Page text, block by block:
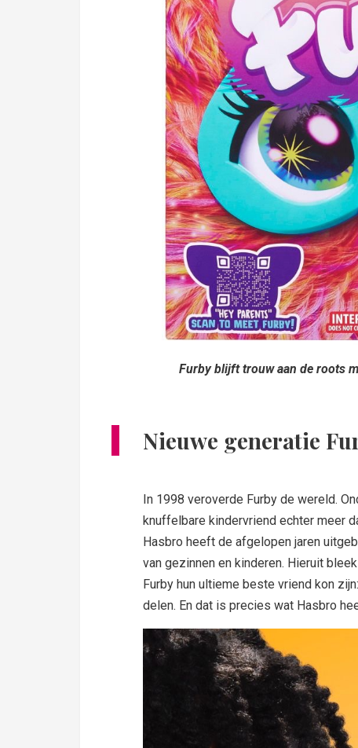
Furby blijft trouw aan de roots
Nieuwe generatie
In 1998 veroverde Furby de wereld.
knuffelbare kindervriend echter meer
Hasbro heeft de afgelopen jaren
van gezinnen en kinderen. Hieruit
Furby hun ultieme beste vriend kon
delen. En dat is precies wat Hasbro